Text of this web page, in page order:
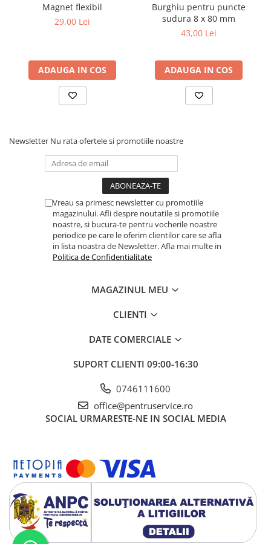
Magnet flexibil
29,00 Lei
ADAUGA IN COS
Burghiu pentru puncte
sudura 8 x 80 mm
43,00 Lei
ADAUGA IN COS
Newsletter Nu rata ofertele si promotiile noastre
Vreau sa primesc newsletter cu promotiile
magazinului. Afli despre noutatile si promotiile
noastre, si bucura-te pentru vocherile noastre
periodice pe care le oferim clientilor care se afla
in lista noastra de Newsletter. Afla mai multe in
Politica de Confidentialitate
MAGAZINUL MEU
CLIENTI
DATE COMERCIALE
SUPORT CLIENTI 09:00-16:30
0746111600
office@pentruservice.ro
SOCIAL URMARESTE-NE IN SOCIAL MEDIA